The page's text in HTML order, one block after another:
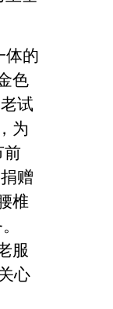
体的
色
试
为
前
赠
椎
服
心